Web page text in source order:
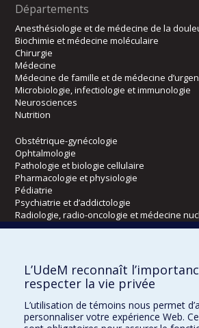
Départements
Anesthésiologie et de médecine de la
Biochimie et médecine moléculaire
Chirurgie
Médecine
Médecine de famille et de médecine
Microbiologie, infectiologie et immunologie
Neurosciences
Nutrition
Obstétrique-gynécologie
Ophtalmologie
Pathologie et biologie cellulaire
Pharmacologie et physiologie
Pédiatrie
Psychiatrie et d’addictologie
Radiologie, radio-oncologie et médecine
Kinésiologie et des sciences de l’activité
Orthophonie et audiologie
Réadaptation
L’UdeM reconnaît
respecter la vie privée
L’utilisation de témoins nous permet
personnaliser votre expérience Web.